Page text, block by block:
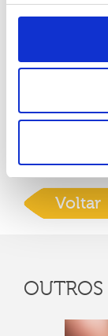
Voltar
OUTROS